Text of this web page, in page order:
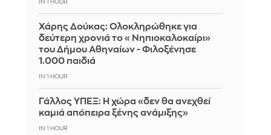
IN 1 HOUR
Χάρης Δούκας: Ολοκληρώθηκε για
δεύτερη χρονιά το «Νηπιοκαλοκαίρι»
του Δήμου Αθηναίων - Φιλοξένησε
1.000 παιδιά
IN 1 HOUR
Γάλλος ΥΠΕΞ: Η χώρα «δεν θα ανεχθεί
καμιά απόπειρα ξένης ανάμιξης»
IN 1 HOUR